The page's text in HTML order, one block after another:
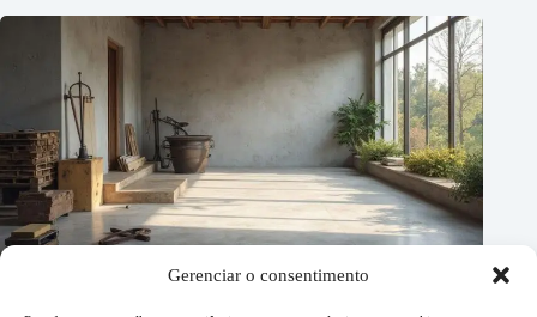
Gerenciar o consentimento